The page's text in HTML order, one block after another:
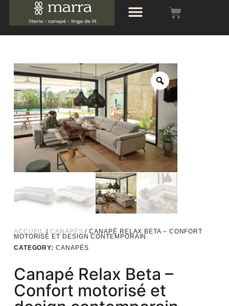
ACCUEIL /CANAPÉS / CANAPÉ RELAX BETA – CONFORT
MOTORISÉ ET DESIGN CONTEMPORAIN
CATEGORY: CANAPÉS
Canapé Relax Beta –
Confort motorisé et